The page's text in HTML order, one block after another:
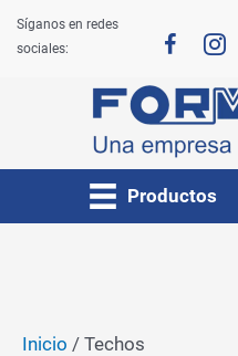
Síganos en redes
sociales:
Productos
Inicio / Techos